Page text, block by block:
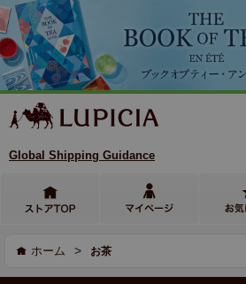
Global Shipping Guidance
ホーム > お茶